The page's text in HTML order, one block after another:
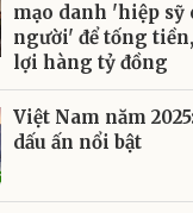
mạo danh 'hiệp sỹ
người' để tống
lợi hàng tỷ đồng
Việt Nam năm
dấu ấn nổi bật